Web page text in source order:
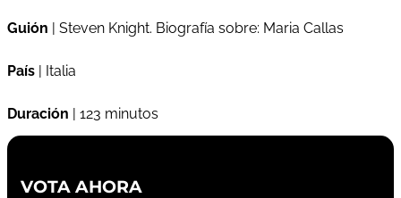
Guión | Steven Knight. Biografía sobre: Maria Callas
País | Italia
Duración | 123 minutos
VOTA AHORA